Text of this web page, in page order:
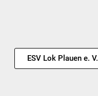
ESV Lok Plauen e. V.